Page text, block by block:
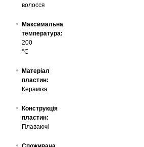
волосся
Максимальна
температура:
200
°C
Матеріал
пластин:
Кераміка
Конструкція
пластин:
Плаваючі